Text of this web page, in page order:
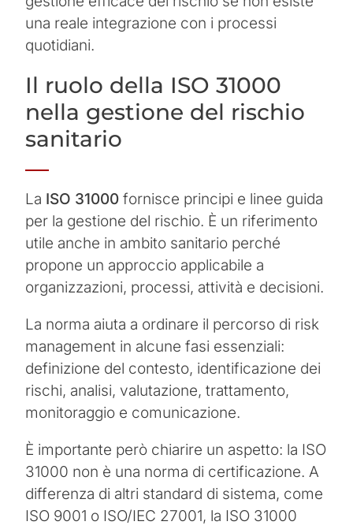
una reale integrazione con i processi
quotidiani.
Il ruolo della ISO 31000
nella gestione del rischio
sanitario
La ISO 31000fornisce principi e linee guida
per la gestione del rischio. È un riferimento
utile anche in ambito sanitario perché
propone un approccio applicabile a
organizzazioni, processi, attività e decisioni.
La norma aiuta a ordinare il percorso di risk
management in alcune fasi essenziali:
definizione del contesto, identificazione dei
rischi, analisi, valutazione, trattamento,
monitoraggio e comunicazione.
È importante però chiarire un aspetto: la ISO
31000 non è una norma di certificazione. A
differenza di altri standard di sistema, come
ISO 9001 o ISO/IEC 27001, la ISO 31000